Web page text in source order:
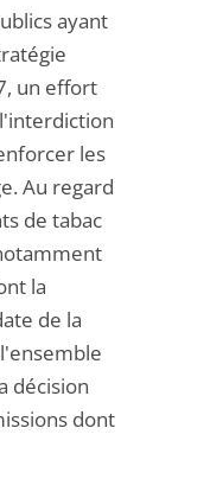
ayant
un effort
les
Au regard
de tabac
la
de la
décision
dont